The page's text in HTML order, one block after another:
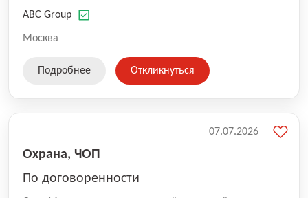
ABC Group
Москва
Подробнее Откликнуться
Охрана, ЧОП
По договоренности
07.07.2026